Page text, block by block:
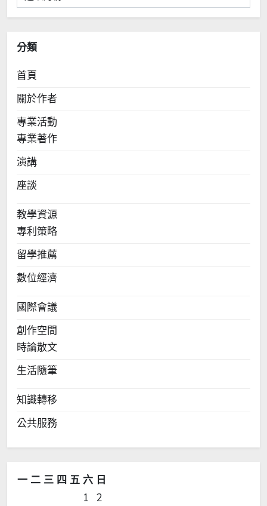
整
分類
首頁
關於作者
專業活動
專業著作
演講
座談
教學資源
專利策略
留學推薦
數位經濟
國際會議
創作空間
時論散文
生活隨筆
知識轉移
公共服務
一 二 三 四 五 六 日
1
2